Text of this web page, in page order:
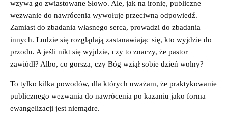
wzywa go zwiastowane Słowo. Ale, jak na ironię, publiczne
wezwanie do nawrócenia wywołuje przeciwną odpowiedź.
Zamiast do zbadania własnego serca, prowadzi do zbadania
innych. Ludzie się rozglądają zastanawiając się, kto wyjdzie do
przodu. A jeśli nikt się wyjdzie, czy to znaczy, że pastor
zawiódł? Albo, co gorsza, czy Bóg wziął sobie dzień wolny?
To tylko kilka powodów, dla których uważam, że praktykowanie
publicznego wezwania do nawrócenia po kazaniu jako forma
ewangelizacji jest niemądre.